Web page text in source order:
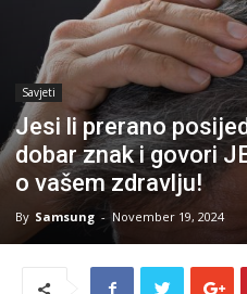
Savjeti
Jesi li prerano
dobar znak i govori
o vašem zdravlju!
By Samsung - November 19, 2024